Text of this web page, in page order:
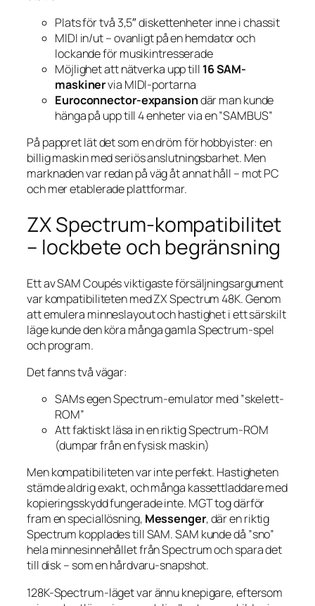
Plats för två 3,5″ diskettenheter inne i chassit
MIDI in/ut – ovanligt på en hem­dator och
lockande för musikintresserade
Möjlighet att nätverka upp till 16 SAM-
maskinervia MIDI-portarna
Euroconnector-expansiondär man kunde
hänga på upp till 4 enheter via en ”SAMBUS”
På pappret lät det som en dröm för hobbyister: en
billig maskin med seriös anslutningsbarhet. Men
marknaden var redan på väg åt annat håll – mot PC
och mer etablerade plattformar.
ZX Spectrum-kompatibilitet
– lockbete och begränsning
Ett av SAM Coupés viktigaste försäljningsargument
var kompatibiliteten med ZX Spectrum 48K. Genom
att emulera minneslayout och hastighet i ett särskilt
läge kunde den köra många gamla Spectrum-spel
och program.
Det fanns två vägar:
SAMs egen Spectrum-emulator med ”skelett-
ROM”
Att faktiskt läsa in en riktig Spectrum-ROM
(dumpar från en fysisk maskin)
Men kompatibiliteten var inte perfekt. Hastigheten
stämde aldrig exakt, och många kassettladdare med
kopieringsskydd fungerade inte. MGT tog därför
fram en speciallösning, Messenger, där en riktig
Spectrum kopplades till SAM. SAM kunde då ”sno”
hela minnesinnehållet från Spectrum och spara det
till disk – som en hårdvaru-snapshot.
128K-Spectrum-läget var ännu knepigare, eftersom